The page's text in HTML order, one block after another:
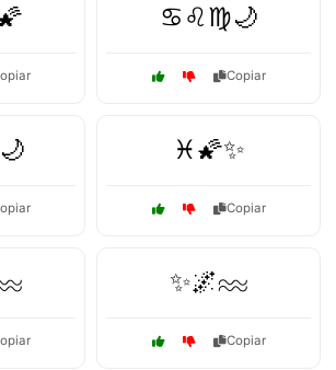
♋♌♍🌙
Copiar
♓🌠✨
Copiar
✨🌌♒
Copiar